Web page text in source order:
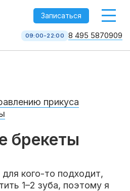
Записаться
09:00-22:00 8 495 5870909
прикуса
брекеты
кого-то подходит,
1–2 зуба, поэтому я